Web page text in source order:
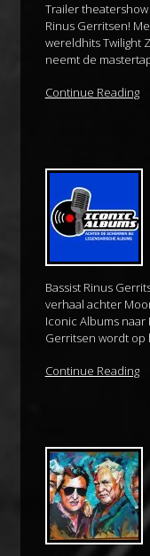
Trailer theatershow
Rinus Gerritsen!
wereldhits Twilight
neemt de
Continue Reading
Bassist Rinus
verhaal achter
Iconic Albums
Gerritsen wordt
Continue Reading